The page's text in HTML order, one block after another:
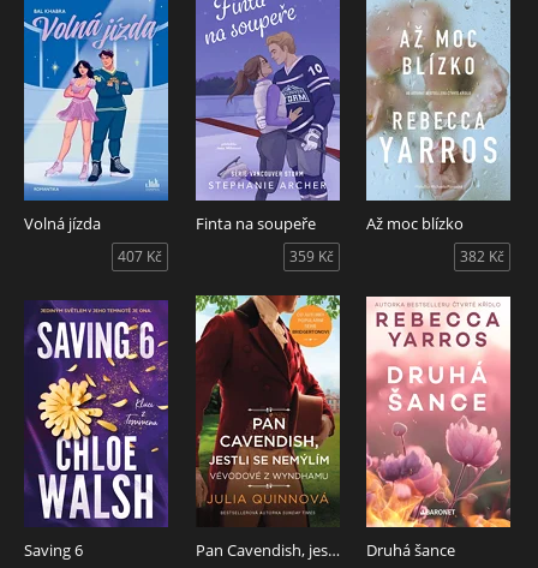
Volná jízda
407 Kč
Finta na soupeře
359 Kč
Až moc blízko
382 Kč
Saving 6 Pan Cavendish, jestli se nemýlím Druhá šance